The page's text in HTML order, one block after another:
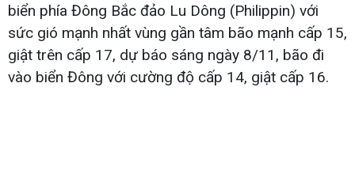
biển phía Đông Bắc đảo Lu Dông (Philippin) với
sức gió mạnh nhất vùng gần tâm bão mạnh cấp 15,
giật trên cấp 17, dự báo sáng ngày 8/11, bão đi
vào biển Đông với cường độ cấp 14, giật cấp 16.